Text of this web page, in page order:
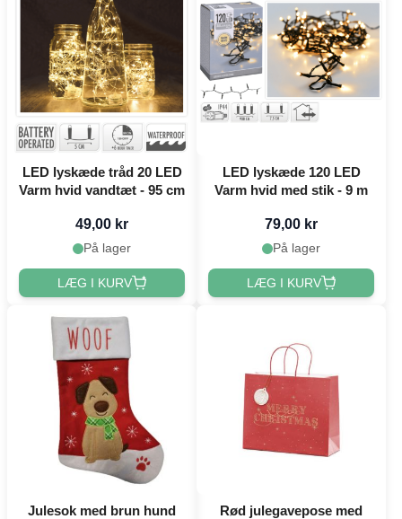
LED lyskæde tråd 20 LED
Varm hvid vandtæt - 95 cm
49,00 kr
På lager
LÆG I KURV
LED lyskæde 120 LED
Varm hvid med stik - 9 m
79,00 kr
På lager
LÆG I KURV
Julesok med brun hund
Rød julegavepose med